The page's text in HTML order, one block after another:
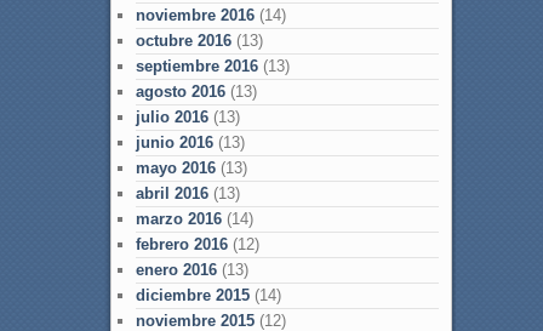
noviembre 2016(14)
octubre 2016(13)
septiembre 2016(13)
agosto 2016(13)
julio 2016(13)
junio 2016(13)
mayo 2016(13)
abril 2016(13)
marzo 2016(14)
febrero 2016(12)
enero 2016(13)
diciembre 2015(14)
noviembre 2015(12)